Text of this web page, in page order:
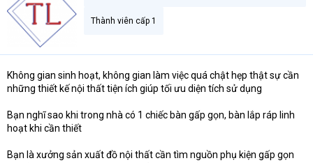
Thành viên cấp 1
Không gian sinh hoạt, không gian làm việc quá chật hẹp thật sự cần
những thiết kế nội thất tiện ích giúp tối ưu diện tích sử dụng
Bạn nghĩ sao khi trong nhà có 1 chiếc bàn gấp gọn, bàn lắp ráp linh
hoạt khi cần thiết
Bạn là xưởng sản xuất đồ nội thất cần tìm nguồn phụ kiện gấp gọn